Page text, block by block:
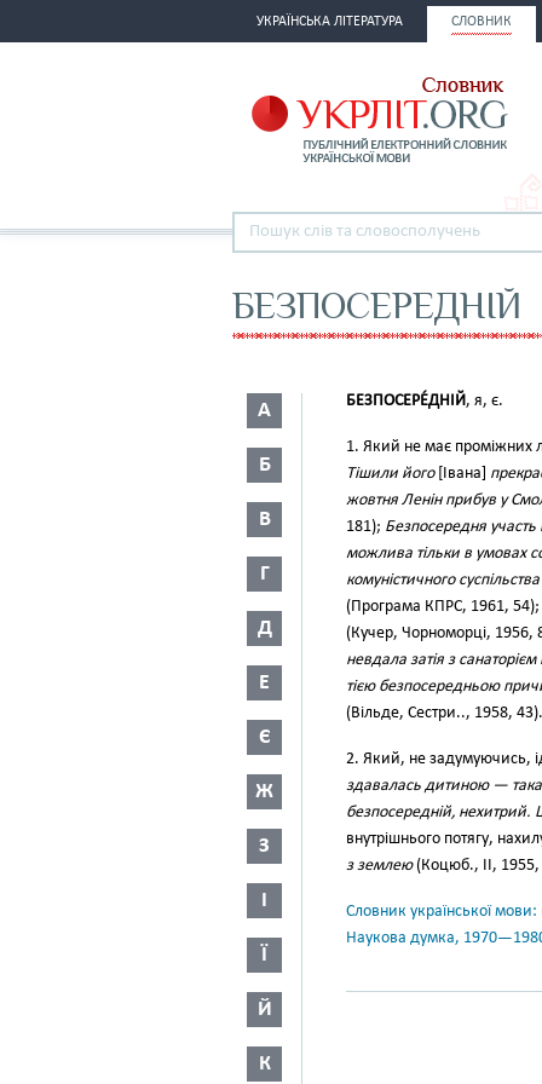
УКРАЇНСЬКА ЛІТЕРАТУРА СЛОВНИК
БЕЗПОСЕРЕДНІЙ
А
Б
В
Г
Д
Е
Є
Ж
З
І
Ї
Й
К
БЕЗПОСЕРЕ́ДНІЙ, я, є.
1. Який не має проміжних
Тішили його[Івана]
жовтня Ленін прибув у
181); Безпосередня
можлива тільки в умовах
комуністичного
(Програма КПРС, 1961,
(Кучер, Чорноморці,
невдала затія з
тією безпосередньою
(Вільде, Сестри.., 1958, 43).
2. Який, не задумуючись,
здавалась дитиною —
безпосередній, нехитрий.
внутрішнього потягу,
з землею(Коцюб., II, 1955,
Словник української
Наукова думка,